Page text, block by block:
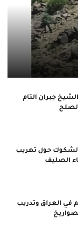
جبران التام
الشكوك حول تهريب
الصليف
في العراق وتدريب